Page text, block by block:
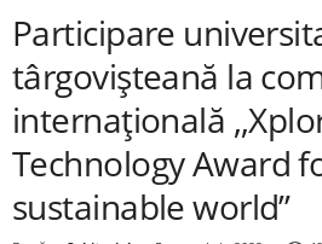
Participare
târgovișteană la
internațională
Technology Award
sustainable world”